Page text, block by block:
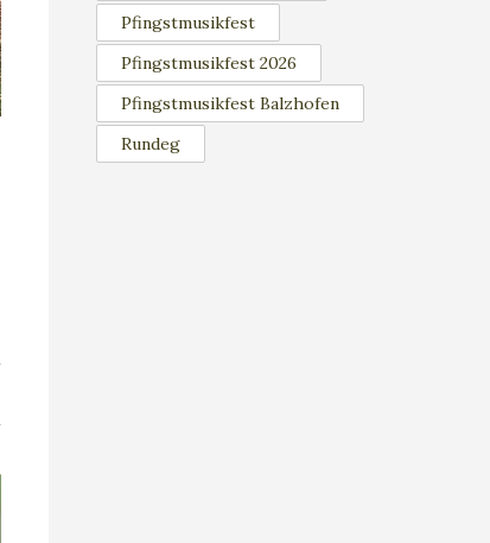
Pfingstmusikfest
Pfingstmusikfest 2026
Pfingstmusikfest Balzhofen
Rundeg